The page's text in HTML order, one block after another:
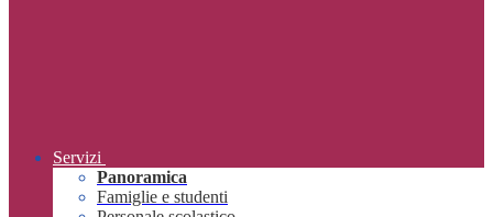
Servizi
Panoramica
Famiglie e studenti